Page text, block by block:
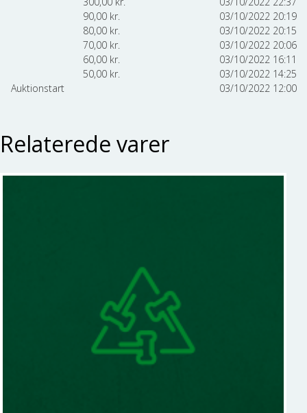
90,00 kr.
03/10/2022 20:19
80,00 kr.
03/10/2022 20:15
70,00 kr.
03/10/2022 20:06
60,00 kr.
03/10/2022 16:11
50,00 kr.
03/10/2022 14:25
Auktionstart
03/10/2022 12:00
Relaterede varer